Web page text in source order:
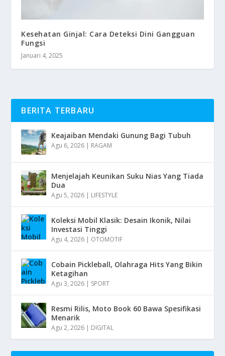
Kesehatan Ginjal: Cara Deteksi Dini Gangguan
Fungsi
Januari 4, 2025
BERITA TERBARU
Keajaiban Mendaki Gunung Bagi Tubuh
Agu 6, 2026 | RAGAM
Menjelajah Keunikan Suku Nias Yang Tiada
Dua
Agu 5, 2026 | LIFESTYLE
Koleksi Mobil Klasik: Desain Ikonik, Nilai
Investasi Tinggi
Agu 4, 2026 | OTOMOTIF
Cobain Pickleball, Olahraga Hits Yang Bikin
Ketagihan
Agu 3, 2026 | SPORT
Resmi Rilis, Moto Book 60 Bawa Spesifikasi
Menarik
Agu 2, 2026 | DIGITAL